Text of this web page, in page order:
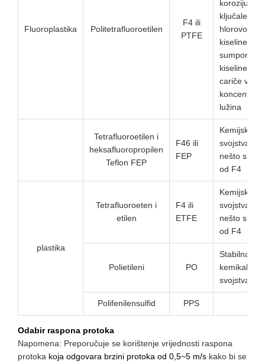
Fluoroplastika Politetrafluoroetilen
F4 ili
PTFE
koroziju od
ključale
kiseline,
sumporne
kiseline,
cariče vode
lužina
Tetrafluoroetilen i
heksafluoropropilen
Teflon FEP
F46 ili
FEP
Kemijska
svojstva su
nešto
od F4
plastika
Tetrafluoroeten i
etilen
F4 ili
ETFE
Kemijska
svojstva su
nešto
od F4
Polietileni PO
Stabilna
kemikalna
svojstva
Polifenilensulfid PPS
Odabir raspona protoka
Napomena: Preporučuje se korištenje vrijednosti raspona
protoka koja odgovara brzini protoka od 0,5~5 m/s kako bi se